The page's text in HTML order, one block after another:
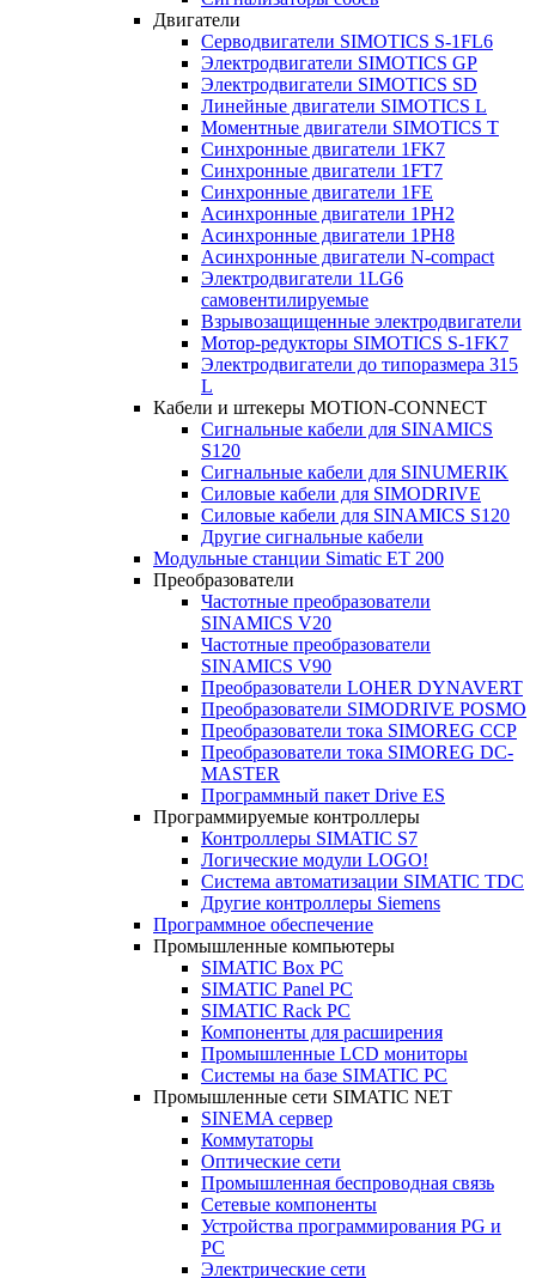
Двигатели
Серводвигатели SIMOTICS S-1FL6
Электродвигатели SIMOTICS GP
Электродвигатели SIMOTICS SD
Линейные двигатели SIMOTICS L
Моментные двигатели SIMOTICS T
Синхронные двигатели 1FK7
Синхронные двигатели 1FT7
Синхронные двигатели 1FE
Асинхронные двигатели 1PH2
Асинхронные двигатели 1PH8
Асинхронные двигатели N-compact
Электродвигатели 1LG6
cамовентилируемые
Взрывозащищенные электродвигатели
Мотор-редукторы SIMOTICS S-1FK7
Электродвигатели до типоразмера 315
L
Кабели и штекеры MOTION-CONNECT
Сигнальные кабели для SINAMICS
S120
Сигнальные кабели для SINUMERIK
Силовые кабели для SIMODRIVE
Силовые кабели для SINAMICS S120
Другие сигнальные кабели
Модульные станции Simatic ET 200
Преобразователи
Частотные преобразователи
SINAMICS V20
Частотные преобразователи
SINAMICS V90
Преобразователи LOHER DYNAVERT
Преобразователи SIMODRIVE POSMO
Преобразователи тока SIMOREG CCP
Преобразователи тока SIMOREG DC-
MASTER
Программный пакет Drive ES
Программируемые контроллеры
Контроллеры SIMATIC S7
Логические модули LOGO!
Система автоматизации SIMATIC TDC
Другие контроллеры Siemens
Программное обеспечение
Промышленные компьютеры
SIMATIC Box PC
SIMATIC Panel PС
SIMATIC Rack PC
Компоненты для расширения
Промышленные LCD мониторы
Системы на базе SIMATIC PC
Промышленные сети SIMATIC NET
SINEMA сервер
Коммутаторы
Оптические сети
Промышленная беспроводная связь
Сетевые компоненты
Устройства программирования PG и
PC
Электрические сети